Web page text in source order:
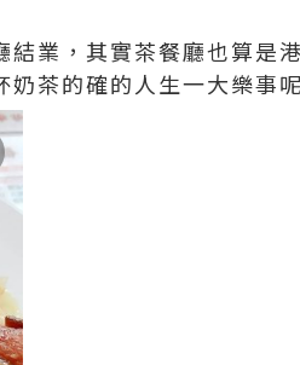
業，其實茶餐廳也算是
奶茶的確的人生一大樂事呢